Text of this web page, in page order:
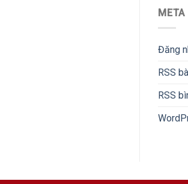
META
Đăng
RSS
RSS